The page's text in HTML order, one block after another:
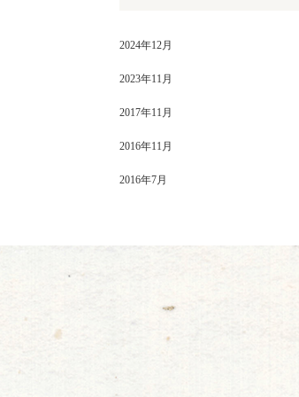
2024年12月
2023年11月
2017年11月
2016年11月
2016年7月